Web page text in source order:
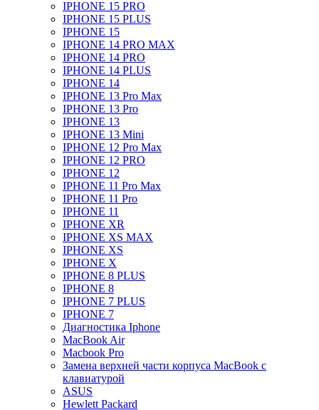
IPHONE 15 PRO
IPHONE 15 PLUS
IPHONE 15
IPHONE 14 PRO MAX
IPHONE 14 PRO
IPHONE 14 PLUS
IPHONE 14
IPHONE 13 Pro Max
IPHONE 13 Pro
IPHONE 13
IPHONE 13 Mini
IPHONE 12 Pro Max
IPHONE 12 PRO
IPHONE 12
IPHONE 11 Pro Max
IPHONE 11 Pro
IPHONE 11
IPHONE XR
IPHONE XS MAX
IPHONE XS
IPHONE X
IPHONE 8 PLUS
IPHONE 8
IPHONE 7 PLUS
IPHONE 7
Диагностика Iphone
MacBook Air
Macbook Pro
Замена верхней части корпуса MacBook с
клавиатурой
ASUS
Hewlett Packard